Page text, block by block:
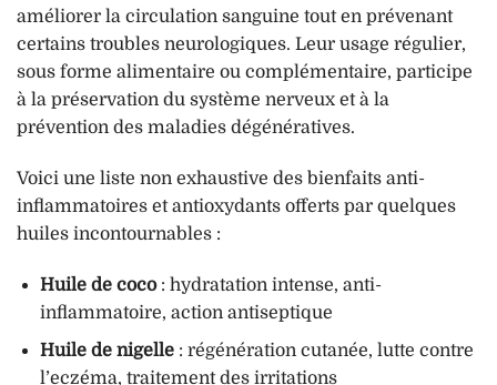
améliorer la circulation sanguine tout en prévenant
certains troubles neurologiques. Leur usage régulier,
sous forme alimentaire ou complémentaire, participe
à la préservation du système nerveux et à la
prévention des maladies dégénératives.
Voici une liste non exhaustive des bienfaits anti-
inflammatoires et antioxydants offerts par quelques
huiles incontournables :
Huile de coco: hydratation intense, anti-
inflammatoire, action antiseptique
Huile de nigelle: régénération cutanée, lutte contre
l’eczéma, traitement des irritations